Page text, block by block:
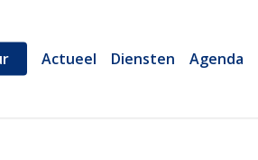
Actueel Diensten Agenda